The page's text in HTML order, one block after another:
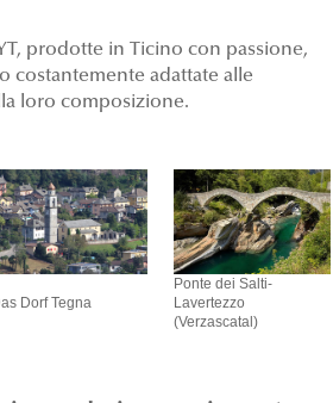
prodotte in Ticino con passione,
costantemente adattate alle
loro composizione.
Dorf Tegna
Ponte dei Salti-
Lavertezzo
(Verzascatal)